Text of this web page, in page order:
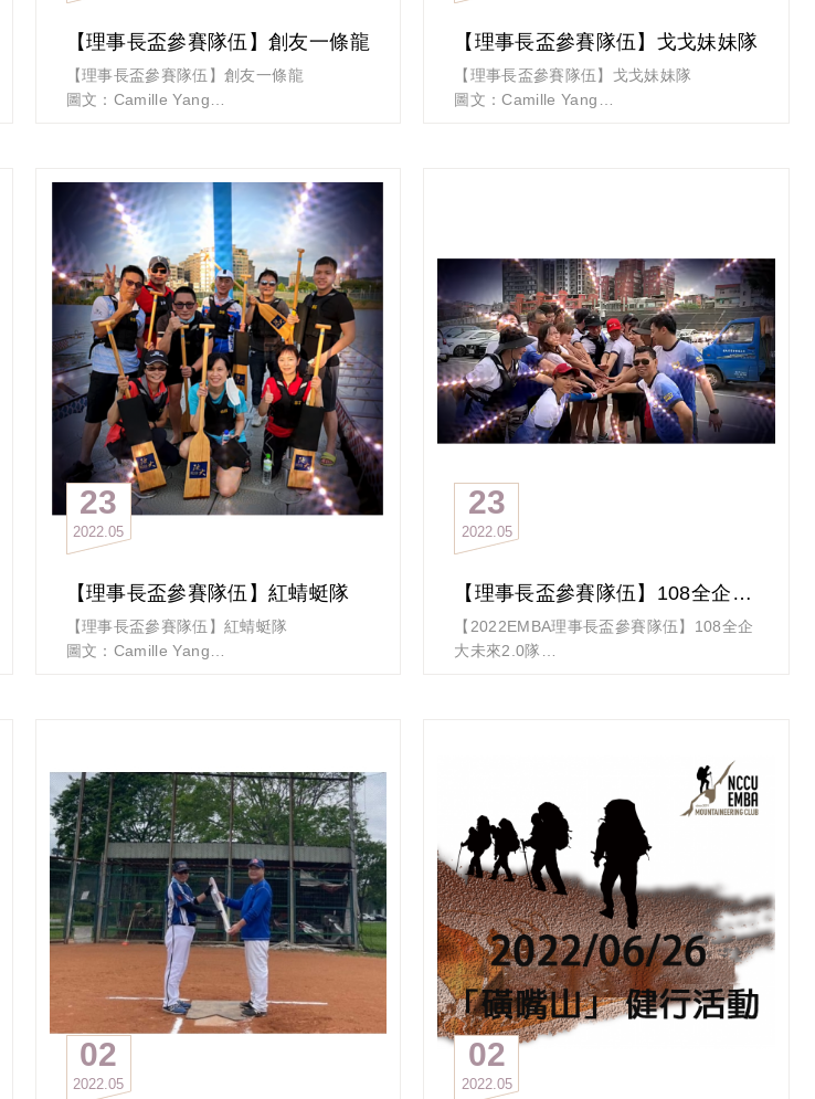
【理事長盃參賽隊伍】創友一條龍
【理事長盃參賽隊伍】創友一條龍
圖文：Camille Yang
做甚麼都特別執著與認真
不管練習或比賽
全身裝備樣樣到位
真的是做甚麼像甚麼
週五晚你想來點什麼？（大誤）
今晚
就來介紹第五隊「創友一條龍」
由「政大創業主班」歷屆同學所組成
成員來自各行各業的創業家或第二代
別以為創業主都很年長
他們的隊員可是橫跨20歲到65歲
「創友一條龍」成立於三年前
開始是珍惜班上情誼
希望結業後仍有活動把大家圈一起
同時又讓大家強健體魄
的號召下
並邀請大直橋下最溫柔的偉智教練
正式形成創業主班的龍舟隊
心，堅持繼續划下去。在龍舟上，互助互
信，不分彼此，勤於鍛鍊。我們是一生一世
的好朋友，我們珍惜同學情誼，敬重師長，
重然諾、講義氣，無私奉獻，榮耀團隊！」
媽呀！
小編怎麼覺得好像要起立唱國歌哩！？
但說真的
這隊實在驚人
除美輪美奐的logo外
竟有隨隊的專業攝錄影
每回練習還有專人安排早餐與下午茶
這到底是想逼死誰呀？！
小編下次也要穿小黃衣來去吃下午茶
【理事長盃參賽隊伍】戈戈妹妹隊
【理事長盃參賽隊伍】戈戈妹妹隊
圖文：Camille Yang
早餐跟 KK & VV 聊天
他們一派清閒的樣子
完全看不出剛比完113km
上過戈壁的他們
這只是小菜一碟
是的！
咱們今年隊伍
各個來勢洶洶
是由歷屆完成戈壁挑戰的學長姐組成
不僅身材好體態佳
（真的很想摸摸那驚人腹肌）
有道是有戈戈(哥哥)就會有妹妹
今年誓言：
We wanna be the Number one
#政大EMBA校友會理事長盃龍舟賽
#OneDreamOneBoatOneTeam
23
05
2022
【理事長盃參賽隊伍】紅蜻蜓隊
【理事長盃參賽隊伍】紅蜻蜓隊
圖文：Camille Yang
咱們今天要介紹
政大EMBA理事長盃龍舟賽
的第二隊就是「紅蜻蜓隊」
耳熟能詳紅蜻蜓的旋律，在大家的回憶中是
勇於追求夢想的象徵。
本隊是2020跨班組成，百多人中，大家集
結成隊的力量來自每個人都有著划龍舟的夢
想，有人試過龍舟體驗、有人是去年報名參
賽最後未能成行。
憑著完成人生夢想的力量，帶著紅蜻蜓無所
畏懼的精神，自由翱翔，團結努力，划向終
點，爭取團隊合作的勝利。
小編去年也是紅蜻蜓的一員
因錯陽差去年最終未能成行
23
05
2022
【理事長盃參賽隊伍】108全企大未來2.0隊
【2022EMBA理事長盃參賽隊伍】108全企
大未來2.0隊
今年「政大EMBA理事長盃龍舟賽」的參賽
隊伍
第一隊是「108全企大未來2.0隊」
看這名字想必你會想起
去年拿下總四以及班組第一
隊名長到不行的
「108全企終生班代大未來對不隊」
「108全企大未來」
確實是2.0再進化版本
來自產業菁英匯聚108全企
希望大家一起營造”大未來”
故產出今年的隊名
02
05
2022
02
05
2022